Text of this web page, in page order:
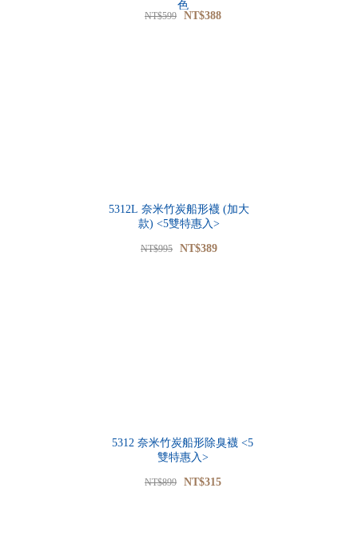
色
NT$599 NT$388
5312L 奈米竹炭船形襪 (加大
款) <5雙特惠入>
NT$995 NT$389
5312 奈米竹炭船形除臭襪 <5
雙特惠入>
NT$899 NT$315